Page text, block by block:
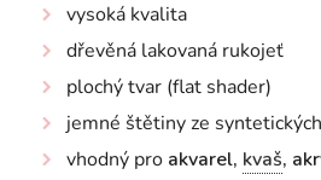
vysoká kvalita
dřevěná lakovaná rukojeť
plochý tvar (flat shader)
jemné štětiny ze
vhodný pro akvarel, kvaš,